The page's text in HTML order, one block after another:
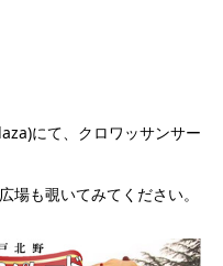
にて、クロワッサンサー
場も覗いてみてください。